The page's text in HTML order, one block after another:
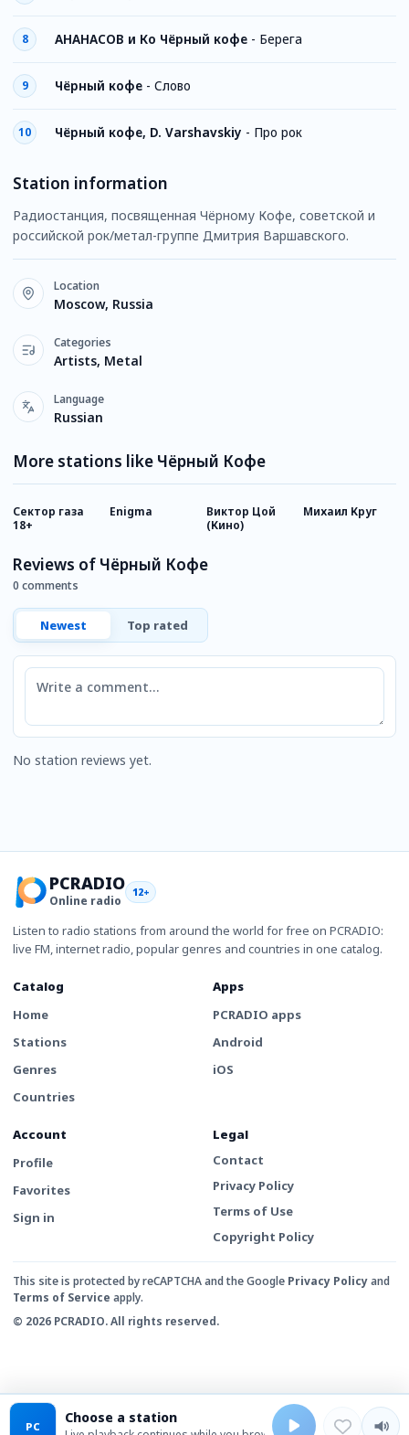
8 АНАНАСОВ и Ко Чёрный кофе - Берега
9 Чёрный кофе - Слово
10 Чёрный кофе, D. Varshavskiy - Про рок
Station information
Радиостанция, посвященная Чёрному Кофе, советской и
российской рок/метал-группе Дмитрия Варшавского.
Location
Moscow, Russia
Categories
Artists, Metal
Language
Russian
More stations like Чёрный Кофе
Сектор газа
18+
Enigma
Виктор Цой
(Кино)
Михаил Круг
Reviews of Чёрный Кофе
0 comments
Newest Top rated
Comment
No station reviews yet.
PCRADIO
Online radio
12+
Listen to radio stations from around the world for free on PCRADIO:
live FM, internet radio, popular genres and countries in one catalog.
Catalog
Home
Stations
Genres
Countries
Apps
PCRADIO apps
Android
iOS
Account
Profile
Favorites
Sign in
Legal
Contact
Privacy Policy
Terms of Use
Copyright Policy
This site is protected by reCAPTCHA and the Google Privacy Policyand
Terms of Service apply.
© 2026 PCRADIO. All rights reserved.
PC Choose a station